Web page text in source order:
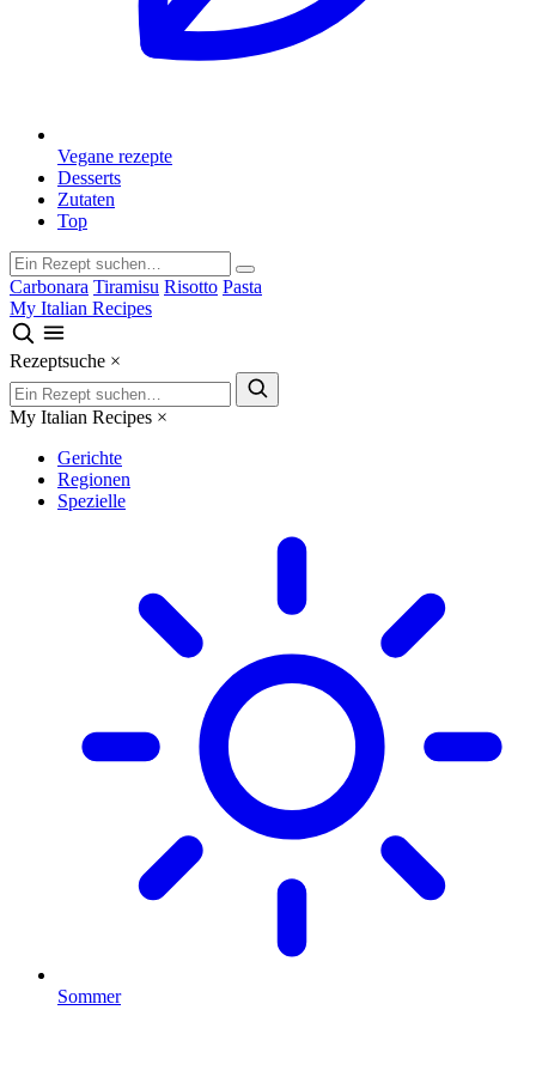
Vegane rezepte
Desserts
Zutaten
Top
Carbonara Tiramisu Risotto Pasta
My Italian Recipes
Rezeptsuche ×
My Italian Recipes ×
Gerichte
Regionen
Spezielle
Sommer